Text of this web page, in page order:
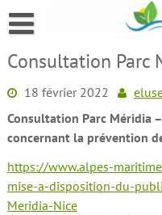
to
content
Consultation Parc
18 février 2022
Consultation Parc Méridia
concernant la prévention
https://www.alpes-
mise-a-disposition-du-
Meridia-Nice